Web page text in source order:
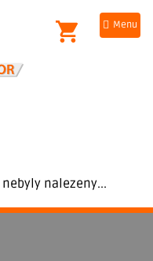
NÁKUPNÍ
KOŠÍK
nebyly nalezeny...